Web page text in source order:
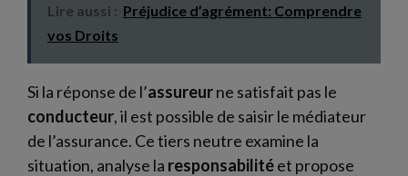
Lire aussi : Préjudice d’agrément: Comprendre
vos Droits
Si la réponse de l’assureurne satisfait pas le
conducteur, il est possible de saisir le médiateur
de l’assurance. Ce tiers neutre examine la
situation, analyse la responsabilitéet propose